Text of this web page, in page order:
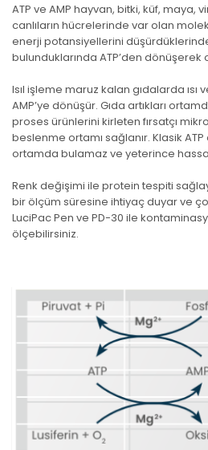
ATP ve AMP hayvan, bitki, küf, maya,
canlıların hücrelerinde var olan
enerji potansiyellerini
bulunduklarında ATP’den dönüşerek
Isıl işleme maruz kalan gıdalarda ısı
AMP’ye dönüşür. Gıda artıkları
proses ürünlerini kirleten fırsatçı
beslenme ortamı sağlanır. Klasik
ortamda bulamaz ve yeterince
Renk değişimi ile protein tespiti
bir ölçüm süresine ihtiyaç duyar ve
LuciPac Pen ve PD-30 ile
ölçebilirsiniz.